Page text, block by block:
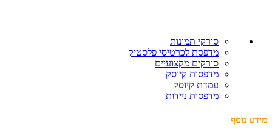
סורקי תמונות
מדפסת לכרטיסי פלסטיק
סורקים מקצועיים
מדפסות קיוסק
עמדת קיוסק
מדפסות ניידות
מידע נוסף